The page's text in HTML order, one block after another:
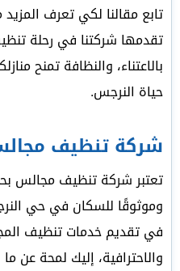
تابع مقالنا لكي تعرف
تقدمها شركتنا في رحلة
بالاعتناء، والنظافة تمنح
حياة النرجس.
شركة تنظيف
تعتبر شركة تنظيف مجالس
وموثوقًا للسكان في حي
في تقديم خدمات تنظيف
والاحترافية، إليك لمحة عن